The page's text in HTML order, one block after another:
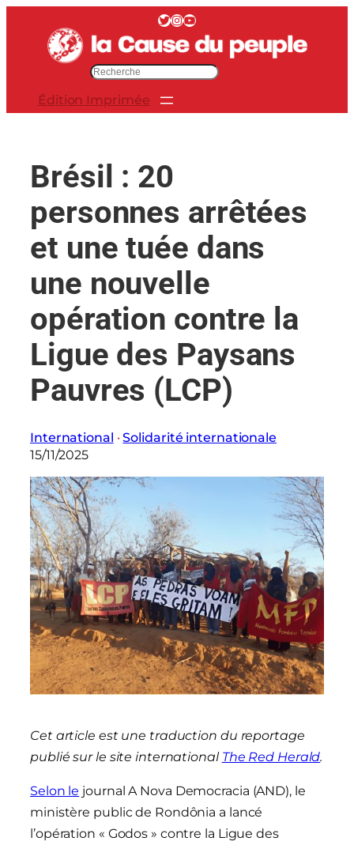
contenu
Twitter InstagramYouTube
e
r
Édition Imprimée
Brésil : 20
personnes arrêtées
et une tuée dans
une nouvelle
opération contre la
Ligue des Paysans
Pauvres (LCP)
International · Solidarité internationale
15/11/2025
Cet article est une traduction du reportage
publié sur le site international The Red Herald.
Selon le journal A Nova Democracia (AND), le
ministère public de Rondônia a lancé
l’opération « Godos » contre la Ligue des